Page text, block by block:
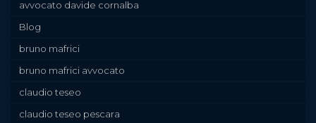
avvocato davide cornalba
Blog
bruno mafrici
bruno mafrici avvocato
claudio teseo
claudio teseo pescara